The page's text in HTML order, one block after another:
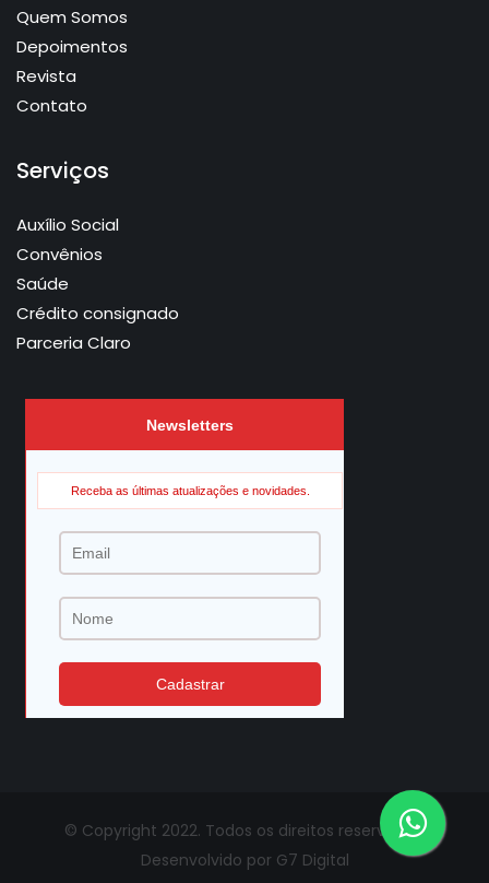
Quem Somos
Depoimentos
Revista
Contato
Serviços
Auxílio Social
Convênios
Saúde
Crédito consignado
Parceria Claro
© Copyright 2022. Todos os direitos reservados.
Desenvolvido por G7 Digital